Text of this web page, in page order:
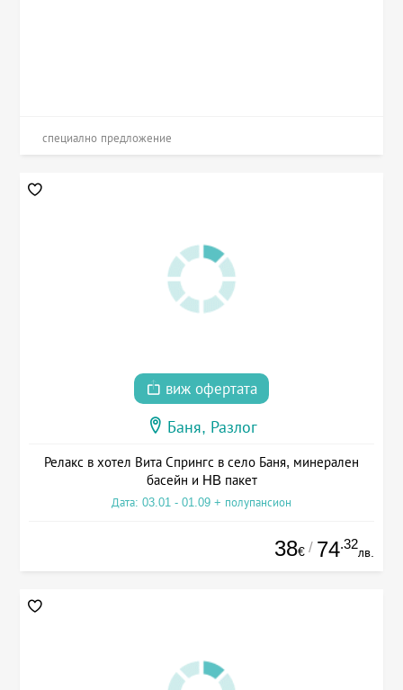
специално предложение
виж офертата
Баня, Разлог
Релакс в хотел Вита Спрингс в село Баня, минерален
басейн и HB пакет
Дата: 03.01 - 01.09 + полупансион
38€ / 74.32
лв.